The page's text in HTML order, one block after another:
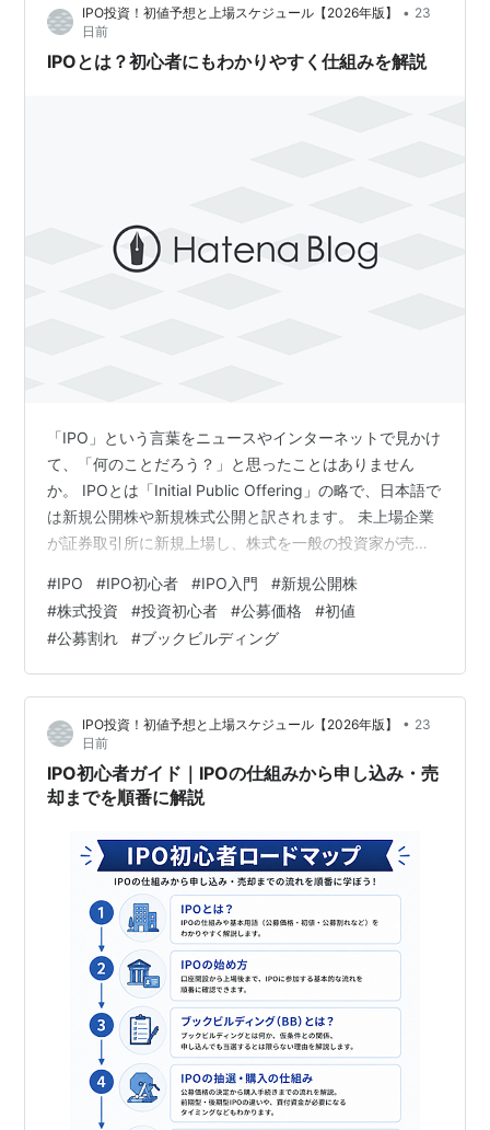
IPO投資！初値予想と上場スケジュール【2026年版】 • 23
日前
IPOとは？初心者にもわかりやすく仕組みを解説
「IPO」という言葉をニュースやインターネットで見かけ
て、「何のことだろう？」と思ったことはありません
か。 IPOとは「Initial Public Offering」の略で、日本語で
は新規公開株や新規株式公開と訳されます。 未上場企業
が証券取引所に新規上場し、株式を一般の投資家が売買
達や社会的信用の向上などを目指します。 この記事で
は、IPOの仕組みや利益が出る仕組み、購入方法、リスク
について解説します。 IPOで利益が出る仕組み IPOで
は、上場前に公募価格が決定されます。 公募価格とは、
IPO株を購入する価格です。 上場日に市場で最初…
#IPO #IPO初心者 #IPO入門 #新規公開株
#株式投資 #投資初心者 #公募価格 #初値
#公募割れ #ブックビルディング
IPO投資！初値予想と上場スケジュール【2026年版】 • 23
日前
IPO初心者ガイド｜IPOの仕組みから申し込み・売
却までを順番に解説